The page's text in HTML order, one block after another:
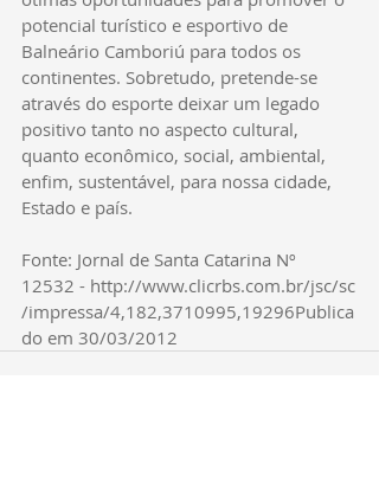
potencial turístico e esportivo de
Balneário Camboriú para todos os
continentes. Sobretudo, pretende-se
através do esporte deixar um legado
positivo tanto no aspecto cultural,
quanto econômico, social, ambiental,
enfim, sustentável, para nossa cidade,
Estado e país.
Fonte: Jornal de Santa Catarina Nº
12532 - http://www.clicrbs.com.br/jsc/sc
/impressa/4,182,3710995,19296Publica
do em 30/03/2012